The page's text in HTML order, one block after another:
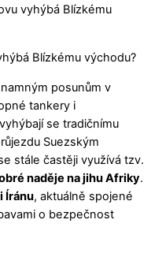
vyhýbá Blízkému
posunům v
tankery i
se tradičnímu
Suezským
stále častěji využívá tzv.
naděje na jihu Afriky.
Íránu, aktuálně spojené
o bezpečnost